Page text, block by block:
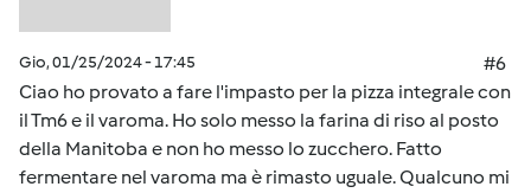
Gio, 01/25/2024 - 17:45
#6
Ciao ho provato a fare l'impasto per la pizza integrale con
il Tm6 e il varoma. Ho solo messo la farina di riso al posto
della Manitoba e non ho messo lo zucchero. Fatto
fermentare nel varoma ma è rimasto uguale. Qualcuno mi